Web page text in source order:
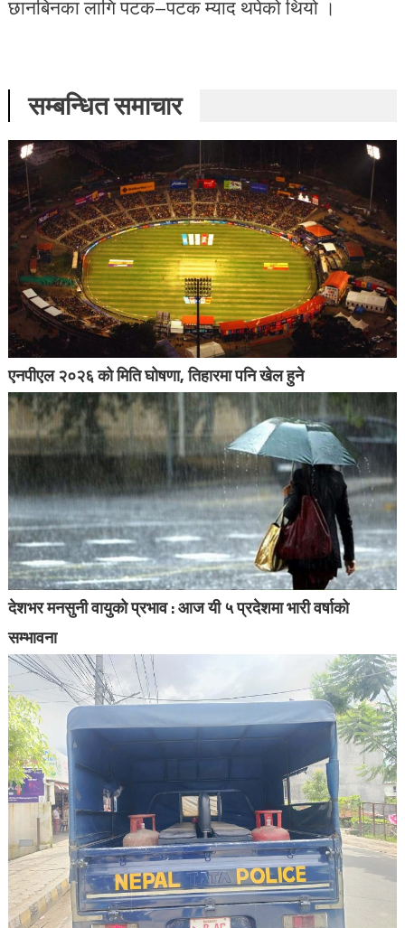
छानबिनका लागि पटक–पटक म्याद थपेको थियो ।
सम्बन्धित समाचार
एनपीएल २०२६ को मिति घोषणा, तिहारमा पनि खेल हुने
देशभर मनसुनी वायुको प्रभाव : आज यी ५ प्रदेशमा भारी वर्षाको
सम्भावना